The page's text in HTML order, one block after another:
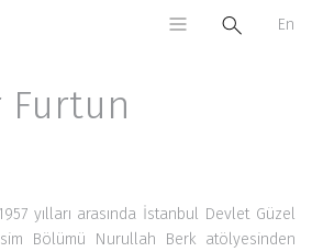
En
Furtun
yılları arasında İstanbul Devlet Güzel
Bölümü Nurullah Berk atölyesinden